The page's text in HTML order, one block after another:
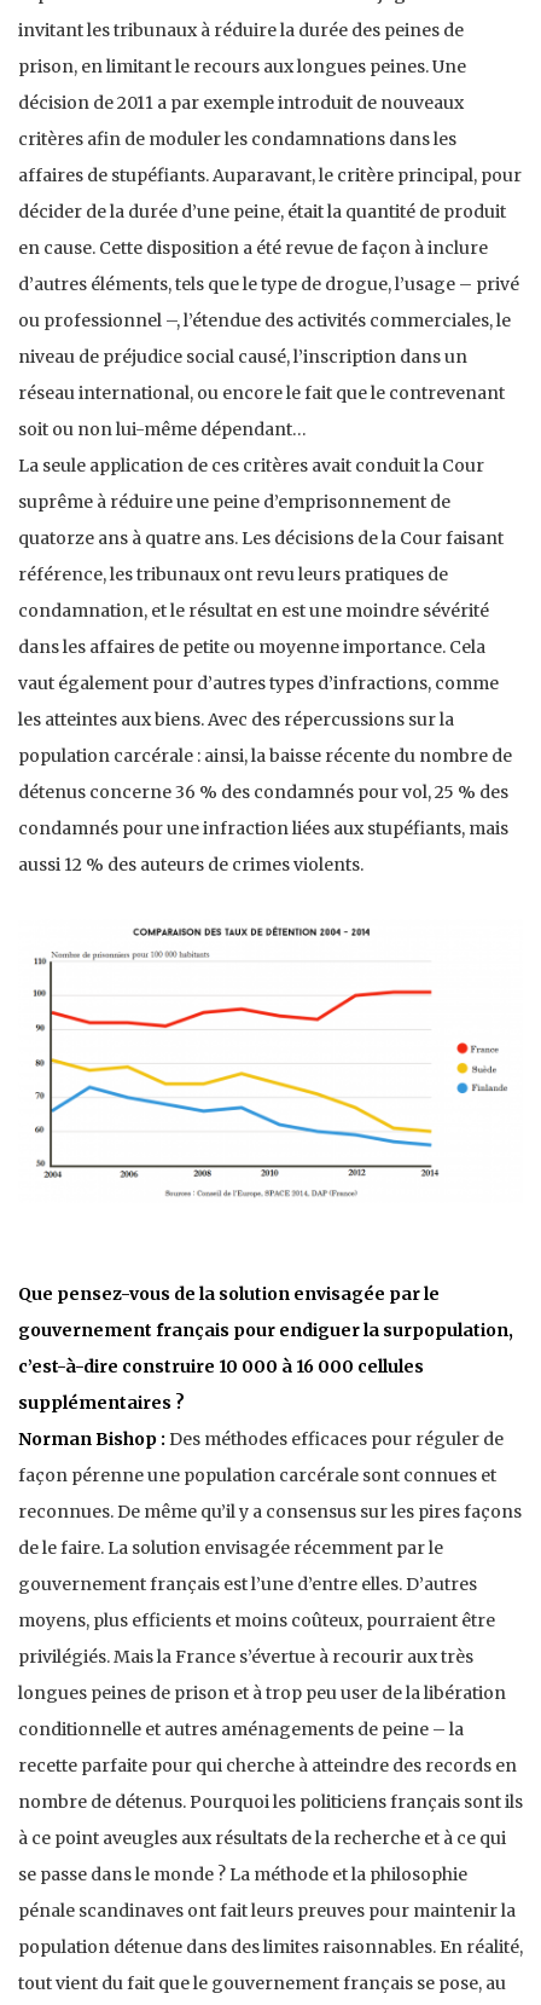
invitant les tribunaux à réduire la durée des peines de
prison, en limitant le recours aux longues peines. Une
décision de 2011 a par exemple introduit de nouveaux
critères afin de moduler les condamnations dans les
affaires de stupéfiants. Auparavant, le critère principal, pour
décider de la durée d’une peine, était la quantité de produit
en cause. Cette disposition a été revue de façon à inclure
d’autres éléments, tels que le type de drogue, l’usage – privé
ou professionnel –, l’étendue des activités commerciales, le
niveau de préjudice social causé, l’inscription dans un
réseau international, ou encore le fait que le contrevenant
soit ou non lui-même dépendant…
La seule application de ces critères avait conduit la Cour
suprême à réduire une peine d’emprisonnement de
quatorze ans à quatre ans. Les décisions de la Cour faisant
référence, les tribunaux ont revu leurs pratiques de
condamnation, et le résultat en est une moindre sévérité
dans les affaires de petite ou moyenne importance. Cela
vaut également pour d’autres types d’infractions, comme
les atteintes aux biens. Avec des répercussions sur la
population carcérale : ainsi, la baisse récente du nombre de
détenus concerne 36 % des condamnés pour vol, 25 % des
condamnés pour une infraction liées aux stupéfiants, mais
aussi 12 % des auteurs de crimes violents.
Que pensez-vous de la solution envisagée par le
gouvernement français pour endiguer la surpopulation,
c’est-à-dire construire 10 000 à 16 000 cellules
supplémentaires ?
Norman Bishop : Des méthodes efficaces pour réguler de
façon pérenne une population carcérale sont connues et
reconnues. De même qu’il y a consensus sur les pires façons
de le faire. La solution envisagée récemment par le
gouvernement français est l’une d’entre elles. D’autres
moyens, plus efficients et moins coûteux, pourraient être
privilégiés. Mais la France s’évertue à recourir aux très
longues peines de prison et à trop peu user de la libération
conditionnelle et autres aménagements de peine – la
recette parfaite pour qui cherche à atteindre des records en
nombre de détenus. Pourquoi les politiciens français sont ils
à ce point aveugles aux résultats de la recherche et à ce qui
se passe dans le monde ? La méthode et la philosophie
pénale scandinaves ont fait leurs preuves pour maintenir la
population détenue dans des limites raisonnables. En réalité,
tout vient du fait que le gouvernement français se pose, au